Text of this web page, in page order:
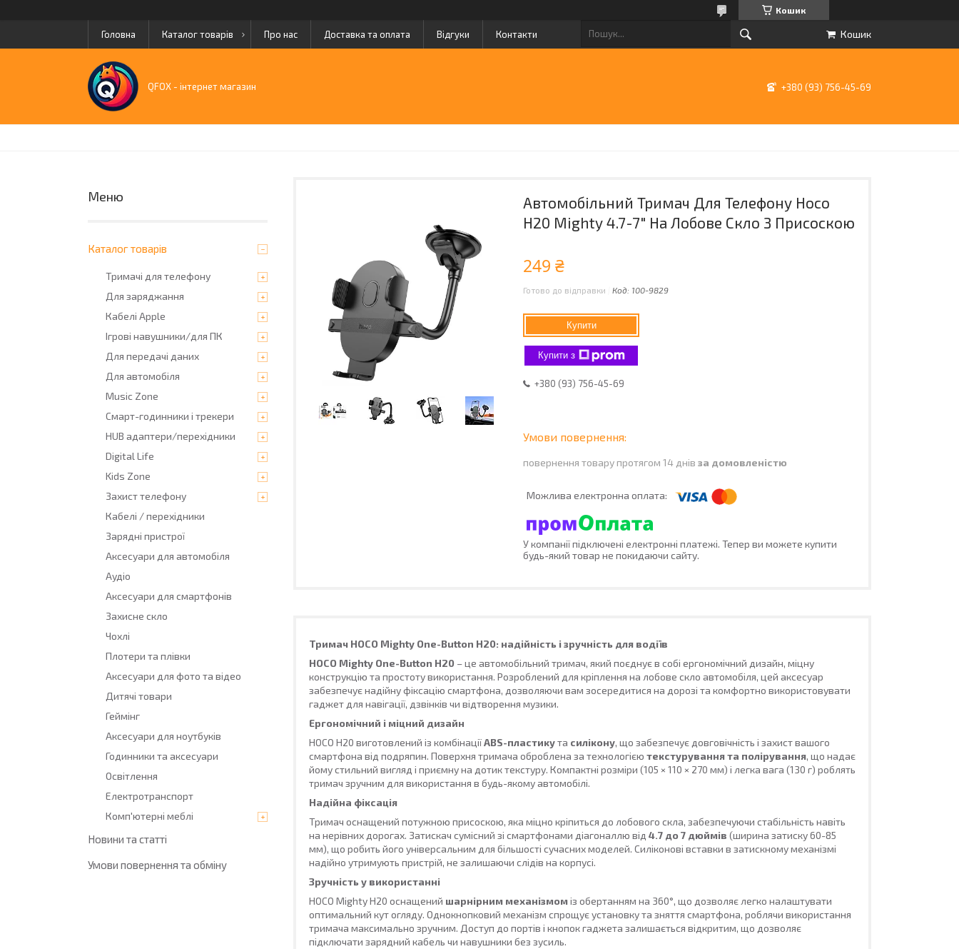
Кошик
Головна Каталог товарів Про нас Доставка та оплата Відгуки Контакти Кошик
QFOX - інтернет магазин +380 (93) 756-45-69
Автомобільний Тримач Для Телефону Hoco
H20 Mighty 4.7-7" На Лобове Скло З Присоскою
249 ₴
Готово до відправки Код: 100-9829
Купити
Купити з
+380 (93) 756-45-69
повернення товару протягом 14 днів за домовленістю
У компанії підключені електронні платежі. Тепер ви можете купити
будь-який товар не покидаючи сайту.
Тримач HOCO Mighty One-Button H20: надійність і зручність для водіїв
HOCO Mighty One-Button H20 – це автомобільний тримач, який поєднує в собі ергономічний дизайн, міцну
конструкцію та простоту використання. Розроблений для кріплення на лобове скло автомобіля, цей аксесуар
забезпечує надійну фіксацію смартфона, дозволяючи вам зосередитися на дорозі та комфортно використовувати
гаджет для навігації, дзвінків чи відтворення музики.
Ергономічний і міцний дизайн
HOCO H20 виготовлений із комбінаціїABS-пластикута силікону, що забезпечує довговічність і захист вашого
смартфона від подряпин. Поверхня тримача оброблена за технологією текстурування та полірування, що надає
йому стильний вигляд і приємну на дотик текстуру. Компактні розміри (105 × 110 × 270 мм) і легка вага (130 г) роблять
тримач зручним для використання в будь-якому автомобілі.
Надійна фіксація
Тримач оснащений потужною присоскою, яка міцно кріпиться до лобового скла, забезпечуючи стабільність навіть
на нерівних дорогах. Затискач сумісний зі смартфонами діагоналлю від 4.7 до 7 дюймів (ширина затиску 60-85
мм), що робить його універсальним для більшості сучасних моделей. Силіконові вставки в затискному механізмі
надійно утримують пристрій, не залишаючи слідів на корпусі.
Зручність у використанні
HOCO Mighty H20 оснащений шарнірним механізмоміз обертанням на 360°, що дозволяє легко налаштувати
оптимальний кут огляду. Однокнопковий механізм спрощує установку та зняття смартфона, роблячи використання
тримача максимально зручним. Доступ до портів і кнопок гаджета залишається відкритим, що дозволяє
підключати зарядний кабель чи навушники без зусиль.
Каталог товарів
Тримачі для телефону
Для заряджання
Кабелі Apple
Ігрові навушники/для ПК
Для передачі даних
Для автомобіля
Music Zone
Смарт-годинники і трекери
HUB адаптери/перехідники
Digital Life
Kids Zone
Захист телефону
Кабелі / перехідники
Зарядні пристрої
Аксесуари для автомобіля
Аудіо
Аксесуари для смартфонів
Захисне скло
Чохлі
Плотери та плівки
Аксесуари для фото та відео
Дитячі товари
Геймінг
Аксесуари для ноутбуків
Годинники та аксесуари
Освітлення
Електротранспорт
Комп'ютерні меблі
Новини та статті
Умови повернення та обміну